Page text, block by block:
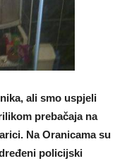
ali smo uspjeli
prebačaja na
Na Oranicama su
policijski